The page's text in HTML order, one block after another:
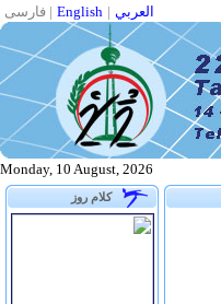
فارسی | English | العربي
Monday, 10 August, 2026
کلام روز